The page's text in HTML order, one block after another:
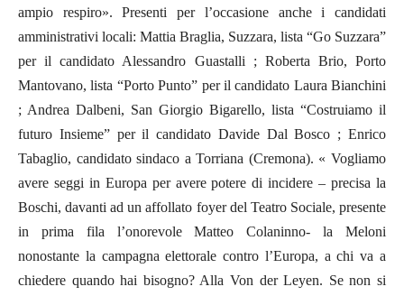
ampio respiro». Presenti per l’occasione anche i candidati
amministrativi locali: Mattia Braglia, Suzzara, lista “Go Suzzara”
per il candidato Alessandro Guastalli ; Roberta Brio, Porto
Mantovano, lista “Porto Punto” per il candidato Laura Bianchini
; Andrea Dalbeni, San Giorgio Bigarello, lista “Costruiamo il
futuro Insieme” per il candidato Davide Dal Bosco ; Enrico
Tabaglio, candidato sindaco a Torriana (Cremona). « Vogliamo
avere seggi in Europa per avere potere di incidere – precisa la
Boschi, davanti ad un affollato foyer del Teatro Sociale, presente
in prima fila l’onorevole Matteo Colaninno- la Meloni
nonostante la campagna elettorale contro l’Europa, a chi va a
chiedere quando hai bisogno? Alla Von der Leyen. Se non si